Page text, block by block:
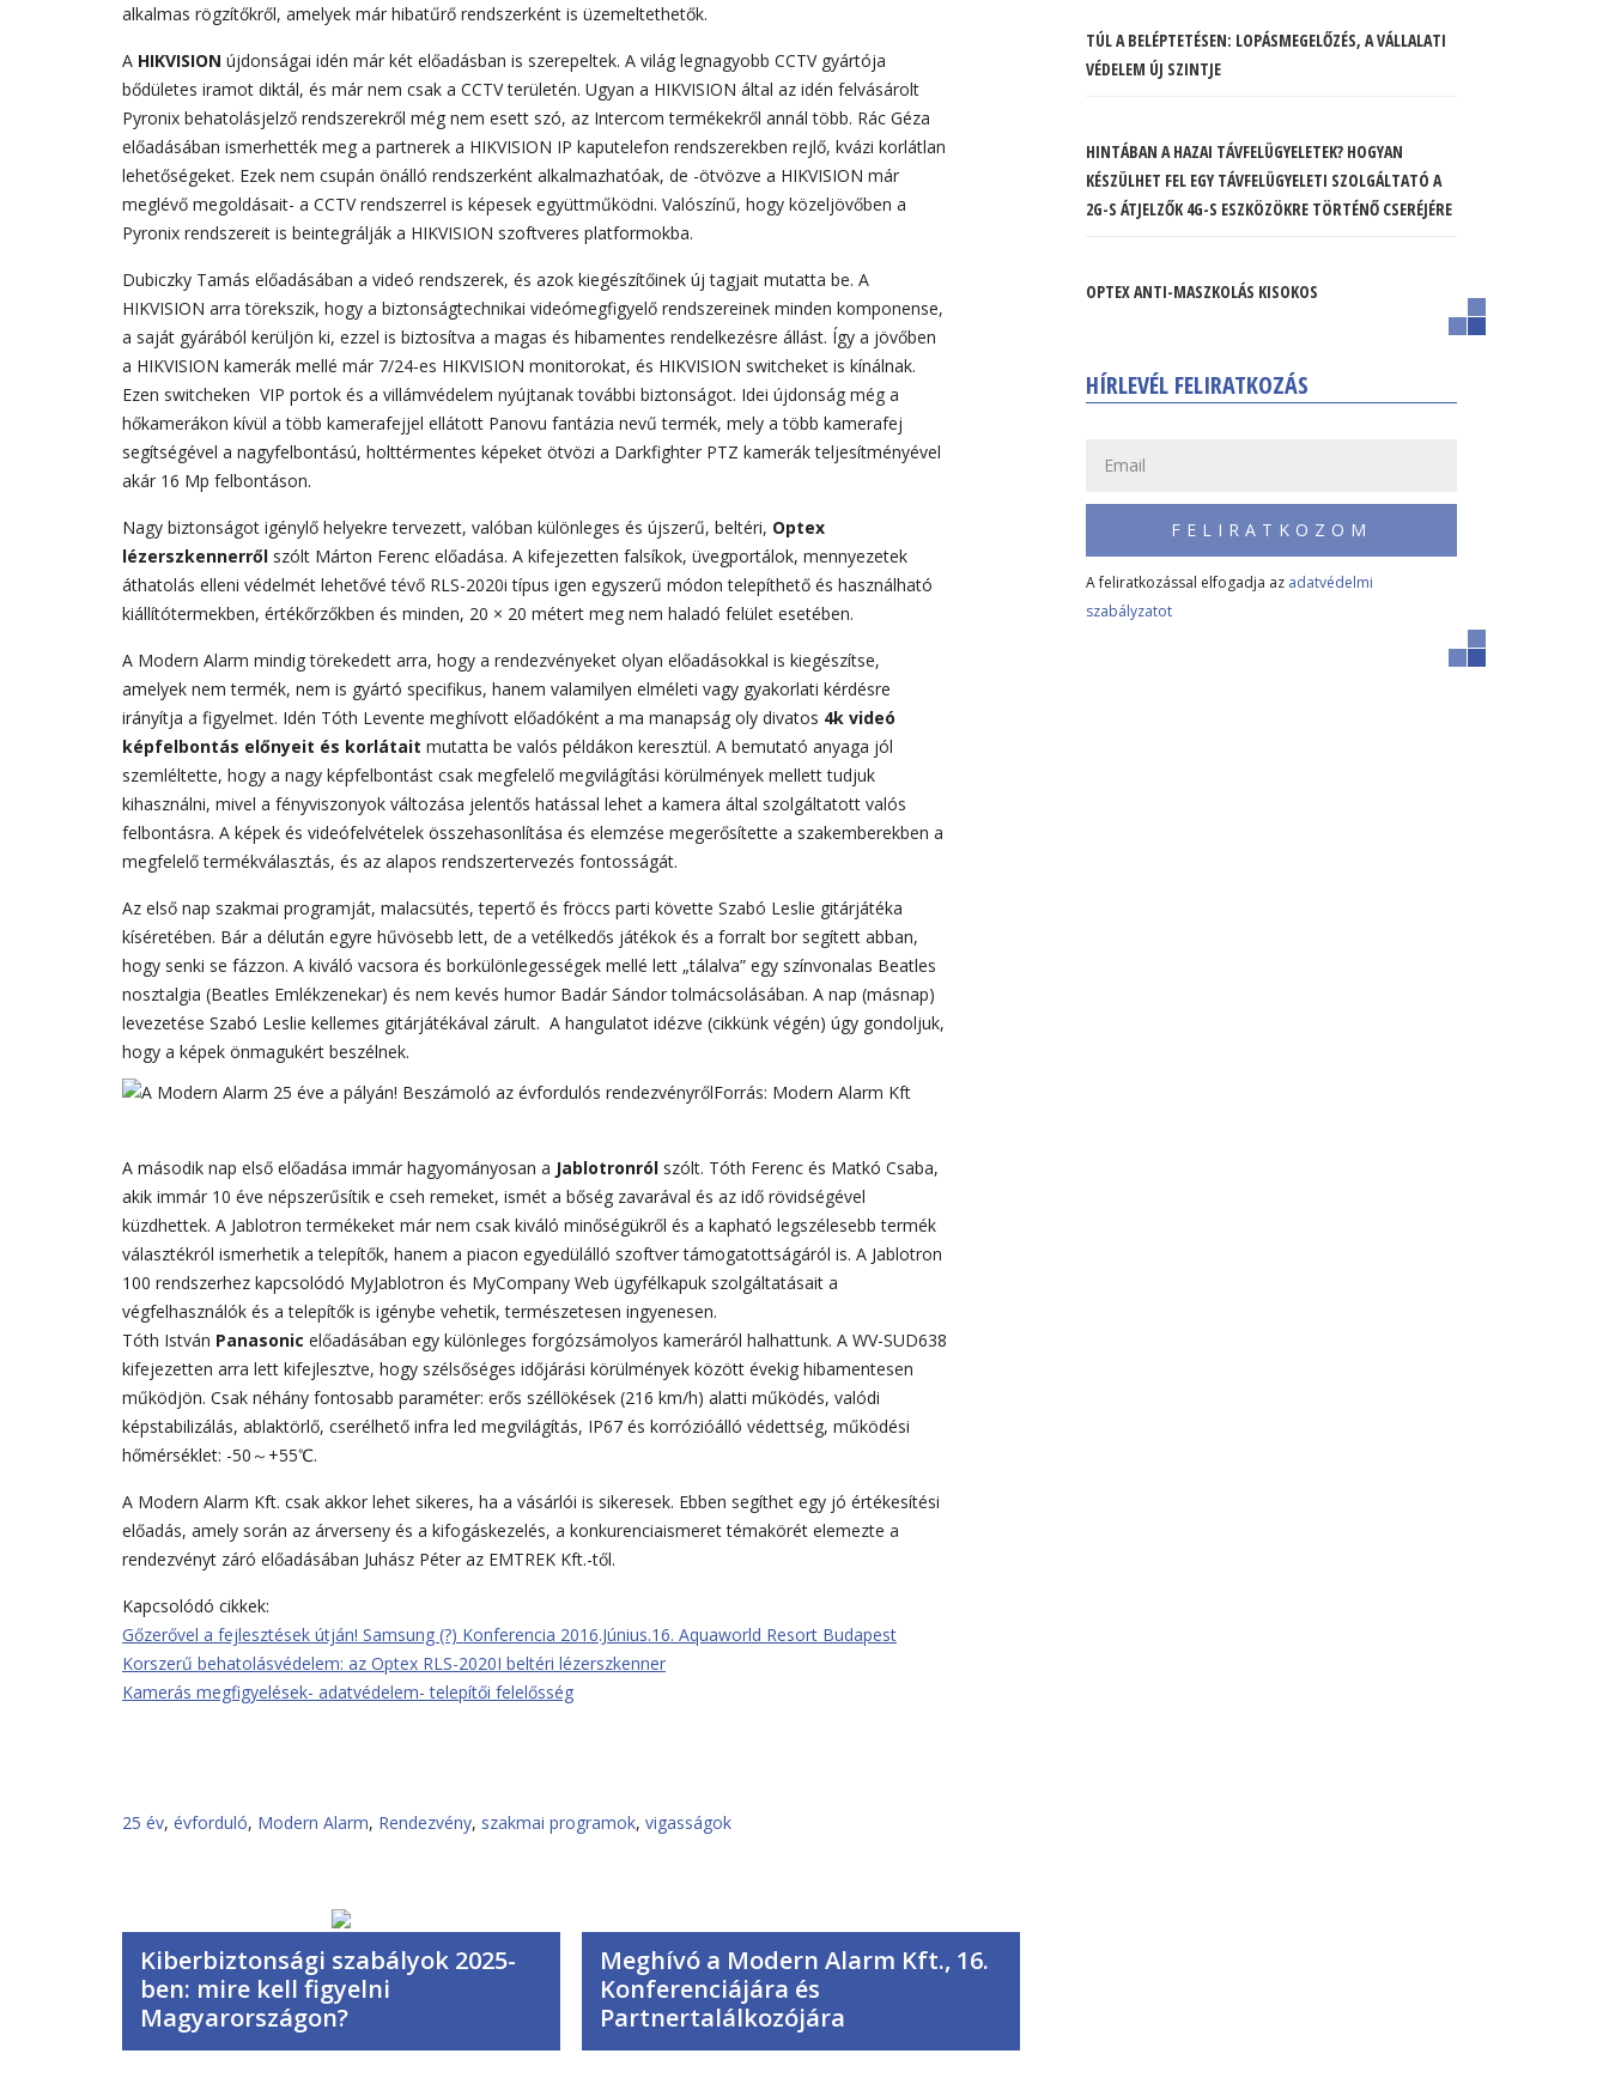
alkalmas rögzítőkről, amelyek már hibatűrő rendszerként is üzemeltethetők.
A HIKVISION újdonságai idén már két előadásban is szerepeltek. A világ legnagyobb CCTV gyártója
bődületes iramot diktál, és már nem csak a CCTV területén. Ugyan a HIKVISION által az idén felvásárolt
Pyronix behatolásjelző rendszerekről még nem esett szó, az Intercom termékekről annál több. Rác Géza
előadásában ismerhették meg a partnerek a HIKVISION IP kaputelefon rendszerekben rejlő, kvázi korlátlan
lehetőségeket. Ezek nem csupán önálló rendszerként alkalmazhatóak, de -ötvözve a HIKVISION már
meglévő megoldásait- a CCTV rendszerrel is képesek együttműködni. Valószínű, hogy közeljövőben a
Pyronix rendszereit is beintegrálják a HIKVISION szoftveres platformokba.
Dubiczky Tamás előadásában a videó rendszerek, és azok kiegészítőinek új tagjait mutatta be. A
HIKVISION arra törekszik, hogy a biztonságtechnikai videómegfigyelő rendszereinek minden komponense,
a saját gyárából kerüljön ki, ezzel is biztosítva a magas és hibamentes rendelkezésre állást. Így a jövőben
a HIKVISION kamerák mellé már 7/24-es HIKVISION monitorokat, és HIKVISION switcheket is kínálnak.
Ezen switcheken VIP portok és a villámvédelem nyújtanak további biztonságot. Idei újdonság még a
hőkamerákon kívül a több kamerafejjel ellátott Panovu fantázia nevű termék, mely a több kamerafej
segítségével a nagyfelbontású, holttérmentes képeket ötvözi a Darkfighter PTZ kamerák teljesítményével
akár 16 Mp felbontáson.
Nagy biztonságot igénylő helyekre tervezett, valóban különleges és újszerű, beltéri, Optex
lézerszkennerről szólt Márton Ferenc előadása. A kifejezetten falsíkok, üvegportálok, mennyezetek
áthatolás elleni védelmét lehetővé tévő RLS-2020i típus igen egyszerű módon telepíthető és használható
kiállítótermekben, értékőrzőkben és minden, 20 × 20 métert meg nem haladó felület esetében.
A Modern Alarm mindig törekedett arra, hogy a rendezvényeket olyan előadásokkal is kiegészítse,
amelyek nem termék, nem is gyártó specifikus, hanem valamilyen elméleti vagy gyakorlati kérdésre
irányítja a figyelmet. Idén Tóth Levente meghívott előadóként a ma manapság oly divatos 4k videó
képfelbontás előnyeit és korlátait mutatta be valós példákon keresztül. A bemutató anyaga jól
szemléltette, hogy a nagy képfelbontást csak megfelelő megvilágítási körülmények mellett tudjuk
kihasználni, mivel a fényviszonyok változása jelentős hatással lehet a kamera által szolgáltatott valós
felbontásra. A képek és videófelvételek összehasonlítása és elemzése megerősítette a szakemberekben a
megfelelő termékválasztás, és az alapos rendszertervezés fontosságát.
Az első nap szakmai programját, malacsütés, tepertő és fröccs parti követte Szabó Leslie gitárjátéka
kíséretében. Bár a délután egyre hűvösebb lett, de a vetélkedős játékok és a forralt bor segített abban,
hogy senki se fázzon. A kiváló vacsora és borkülönlegességek mellé lett „tálalva” egy színvonalas Beatles
nosztalgia (Beatles Emlékzenekar) és nem kevés humor Badár Sándor tolmácsolásában. A nap (másnap)
levezetése Szabó Leslie kellemes gitárjátékával zárult. A hangulatot idézve (cikkünk végén) úgy gondoljuk,
hogy a képek önmagukért beszélnek.
A második nap első előadása immár hagyományosan a Jablotronról szólt. Tóth Ferenc és Matkó Csaba,
akik immár 10 éve népszerűsítik e cseh remeket, ismét a bőség zavarával és az idő rövidségével
küzdhettek. A Jablotron termékeket már nem csak kiváló minőségükről és a kapható legszélesebb termék
választékról ismerhetik a telepítők, hanem a piacon egyedülálló szoftver támogatottságáról is. A Jablotron
100 rendszerhez kapcsolódó MyJablotron és MyCompany Web ügyfélkapuk szolgáltatásait a
végfelhasználók és a telepítők is igénybe vehetik, természetesen ingyenesen.
Tóth István Panasonic előadásában egy különleges forgózsámolyos kameráról halhattunk. A WV-SUD638
kifejezetten arra lett kifejlesztve, hogy szélsőséges időjárási körülmények között évekig hibamentesen
működjön. Csak néhány fontosabb paraméter: erős széllökések (216 km/h) alatti működés, valódi
képstabilizálás, ablaktörlő, cserélhető infra led megvilágítás, IP67 és korrózióálló védettség, működési
hőmérséklet: -50～+55℃.
A Modern Alarm Kft. csak akkor lehet sikeres, ha a vásárlói is sikeresek. Ebben segíthet egy jó értékesítési
előadás, amely során az árverseny és a kifogáskezelés, a konkurenciaismeret témakörét elemezte a
rendezvényt záró előadásában Juhász Péter az EMTREK Kft.-től.
Kapcsolódó cikkek:
Gőzerővel a fejlesztések útján! Samsung (?) Konferencia 2016.Június.16. Aquaworld Resort Budapest
Korszerű behatolásvédelem: az Optex RLS-2020I beltéri lézerszkenner
Kamerás megfigyelések- adatvédelem- telepítői felelősség
25 év, évforduló, Modern Alarm, Rendezvény, szakmai programok, vigasságok
Kiberbiztonsági szabályok 2025-
ben: mire kell figyelni
Magyarországon?
Meghívó a Modern Alarm Kft., 16.
Konferenciájára és
Partnertalálkozójára
TÚL A BELÉPTETÉSEN: LOPÁSMEGELŐZÉS, A VÁLLALATI
VÉDELEM ÚJ SZINTJE
HINTÁBAN A HAZAI TÁVFELÜGYELETEK? HOGYAN
KÉSZÜLHET FEL EGY TÁVFELÜGYELETI SZOLGÁLTATÓ A
2G-S ÁTJELZŐK 4G-S ESZKÖZÖKRE TÖRTÉNŐ CSERÉJÉRE
OPTEX ANTI-MASZKOLÁS KISOKOS
HÍRLEVÉL FELIRATKOZÁS
FELIRATKOZOM
A feliratkozással elfogadja az adatvédelmi
szabályzatot